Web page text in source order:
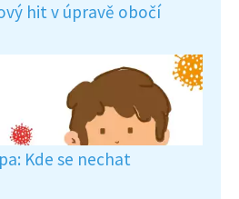
hit v úpravě obočí
Kde se nechat